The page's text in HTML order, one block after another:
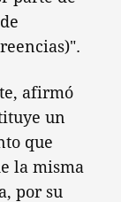
afirmó
un
que
la misma
por su